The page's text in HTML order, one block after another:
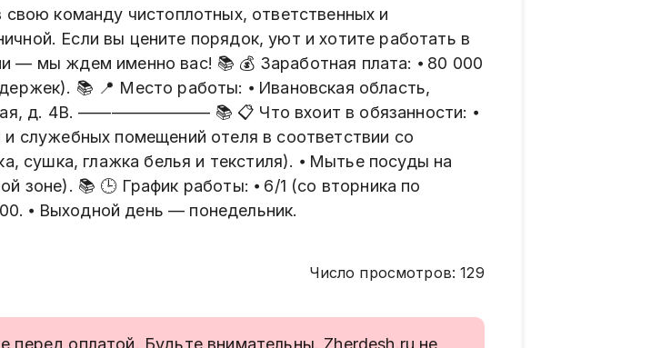
команду чистоплотных, ответственных и
Если вы цените порядок, уют и хотите работать в
— мы ждем именно вас! 📚 💰 Заработная плата: ⦁ 80 000
📚 📍 Место работы: ⦁ Ивановская область,
д. 4В. ———————— 📚 📋 Что вхоит в обязанности: ⦁
служебных помещений отеля в соответствии со
сушка, глажка белья и текстиля). ⦁ Мытье посуды на
зоне). 📚 🕒 График работы: ⦁ 6/1 (со вторника по
⦁ Выходной день — понедельник.
Число просмотров:129
перед оплатой. Будьте внимательны. Zherdesh.ru не